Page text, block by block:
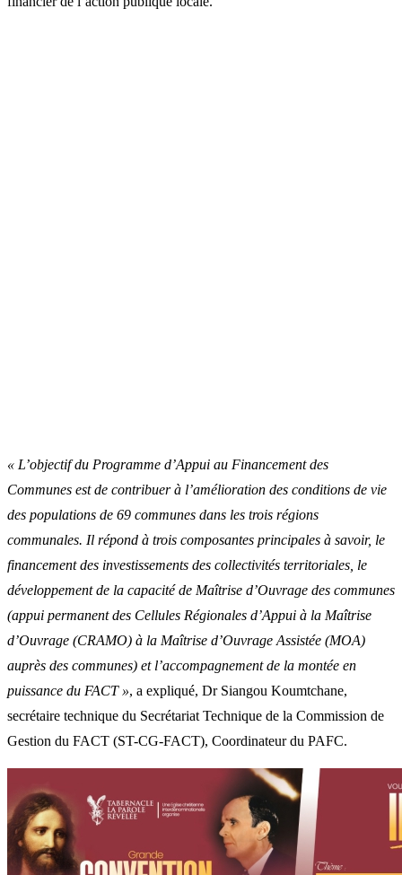
« L’objectif du Programme d’Appui au Financement des
Communes est de contribuer à l’amélioration des conditions de vie
des populations de 69 communes dans les trois régions
communales. Il répond à trois composantes principales à savoir, le
financement des investissements des collectivités territoriales, le
développement de la capacité de Maîtrise d’Ouvrage des communes
(appui permanent des Cellules Régionales d’Appui à la Maîtrise
d’Ouvrage (CRAMO) à la Maîtrise d’Ouvrage Assistée (MOA)
auprès des communes) et l’accompagnement de la montée en
puissance du FACT », a expliqué, Dr Siangou Koumtchane,
secrétaire technique du Secrétariat Technique de la Commission de
Gestion du FACT (ST-CG-FACT), Coordinateur du PAFC.